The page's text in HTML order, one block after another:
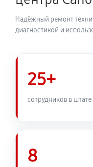
PRO-4000
Надёжный ремонт
диагностикой и
25+
сотрудников в штате
8